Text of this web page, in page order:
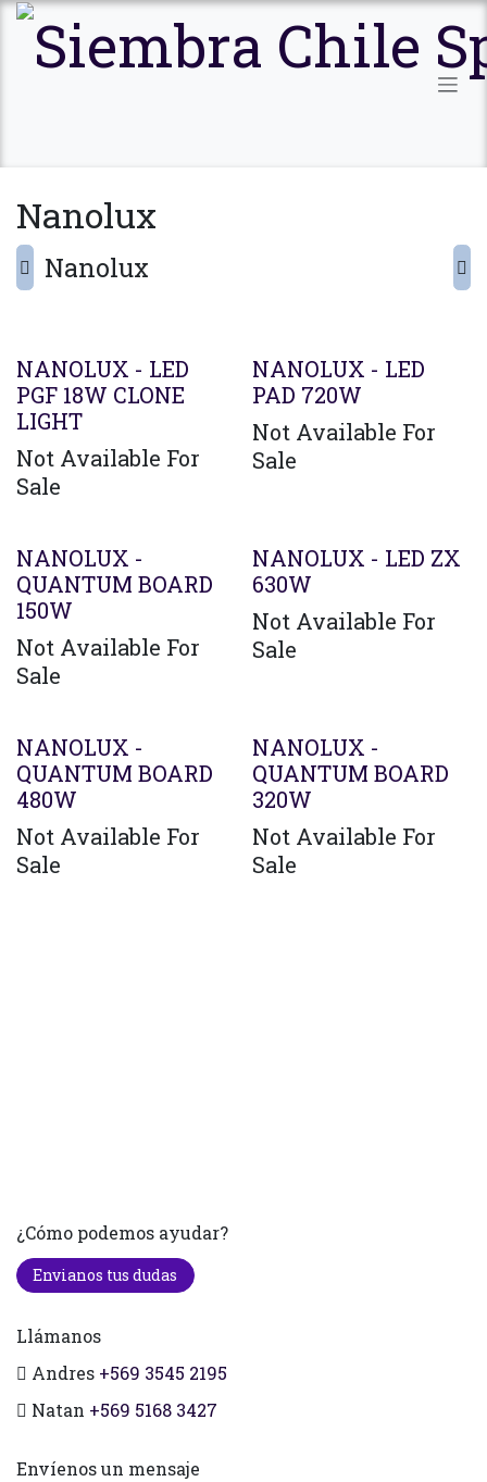
Ir al contenido
Nanolux
Nanolux
Agotado
NANOLUX - LED
PGF 18W CLONE
LIGHT
Not Available For
Sale
NANOLUX - LED
PAD 720W
Not Available For
Sale
Agotado
NANOLUX -
QUANTUM BOARD
150W
Not Available For
Sale
Agotado
NANOLUX - LED ZX
630W
Not Available For
Sale
Agotado
NANOLUX -
QUANTUM BOARD
480W
Not Available For
Sale
Agotado
NANOLUX -
QUANTUM BOARD
320W
Not Available For
Sale
¿Cómo podemos ayudar?
Envianos tus dudas
Llámanos
Andres +569 3545 2195
Natan +569 5168 3427
Envíenos un mensaje